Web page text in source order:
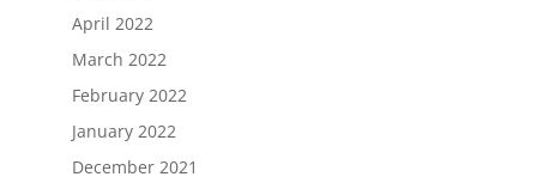
April 2022
March 2022
February 2022
January 2022
December 2021